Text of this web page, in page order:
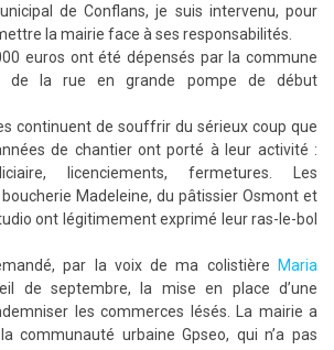
de Conflans, je suis intervenu, pour
la mairie face à ses responsabilités.
euros ont été dépensés par la commune
de la rue en grande pompe de début
continuent de souffrir du sérieux coup que
de chantier ont porté à leur activité :
licenciements, fermetures. Les
Madeleine, du pâtissier Osmont et
ont légitimement exprimé leur ras-le-bol
par la voix de ma colistière
Maria
de septembre, la mise en place d’une
les commerces lésés. La mairie a
communauté urbaine Gpseo, qui n’a pas